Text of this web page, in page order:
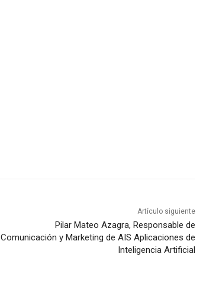
Artículo siguiente
Pilar Mateo Azagra, Responsable de
Comunicación y Marketing de AIS Aplicaciones de
Inteligencia Artificial